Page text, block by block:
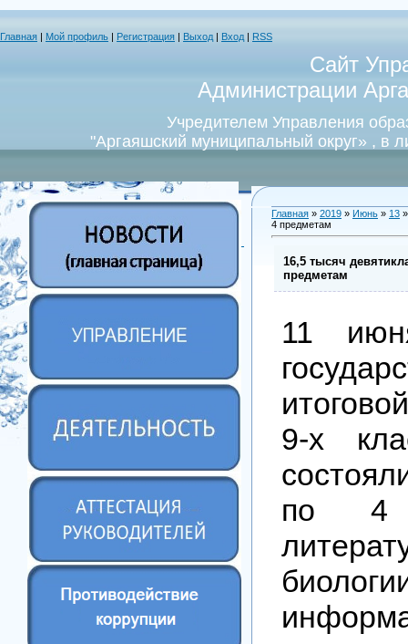
Главная Мой профиль Регистрация Выход Вход RSS
Сайт
Администрации
Учредителем Управления
"Аргаяшский муниципальный округ» , в
Главная » 2019 » Июнь » 13
4 предметам
16,5 тысяч
предметам
11
9-х
по 4